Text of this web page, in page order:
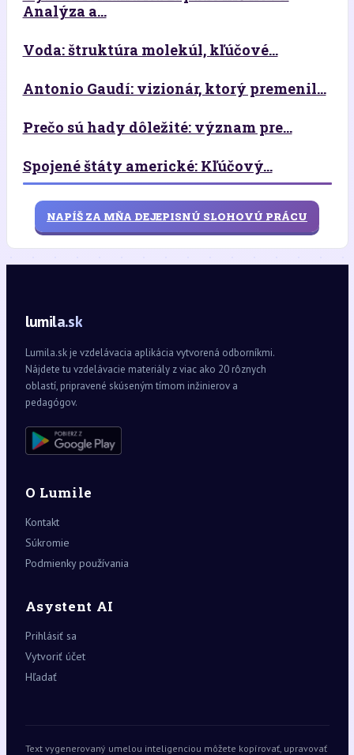
Analýza a...
Voda: štruktúra molekúl, kľúčové...
Antonio Gaudí: vizionár, ktorý premenil...
Prečo sú hady dôležité: význam pre...
Spojené štáty americké: Kľúčový...
NAPÍŠ ZA MŇA DEJEPISNÚ SLOHOVÚ PRÁCU
lumila.sk
Lumila.sk je vzdelávacia aplikácia vytvorená odborníkmi.
Nájdete tu vzdelávacie materiály z viac ako 20 rôznych
oblastí, pripravené skúseným tímom inžinierov a
pedagógov.
O Lumile
Kontakt
Súkromie
Podmienky používania
Asystent AI
Prihlásiť sa
Vytvoriť účet
Hľadať
Text vygenerovaný umelou inteligenciou môžete kopírovať, upravovať